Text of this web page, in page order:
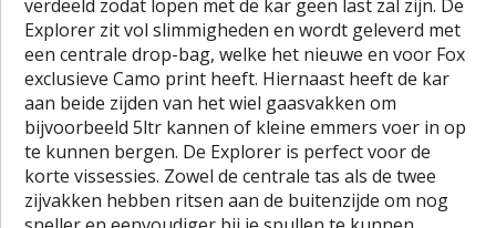
verdeeld zodat lopen met de kar geen last zal zijn. De
Explorer zit vol slimmigheden en wordt geleverd met
een centrale drop-bag, welke het nieuwe en voor Fox
exclusieve Camo print heeft. Hiernaast heeft de kar
aan beide zijden van het wiel gaasvakken om
bijvoorbeeld 5ltr kannen of kleine emmers voer in op
te kunnen bergen. De Explorer is perfect voor de
korte vissessies. Zowel de centrale tas als de twee
zijvakken hebben ritsen aan de buitenzijde om nog